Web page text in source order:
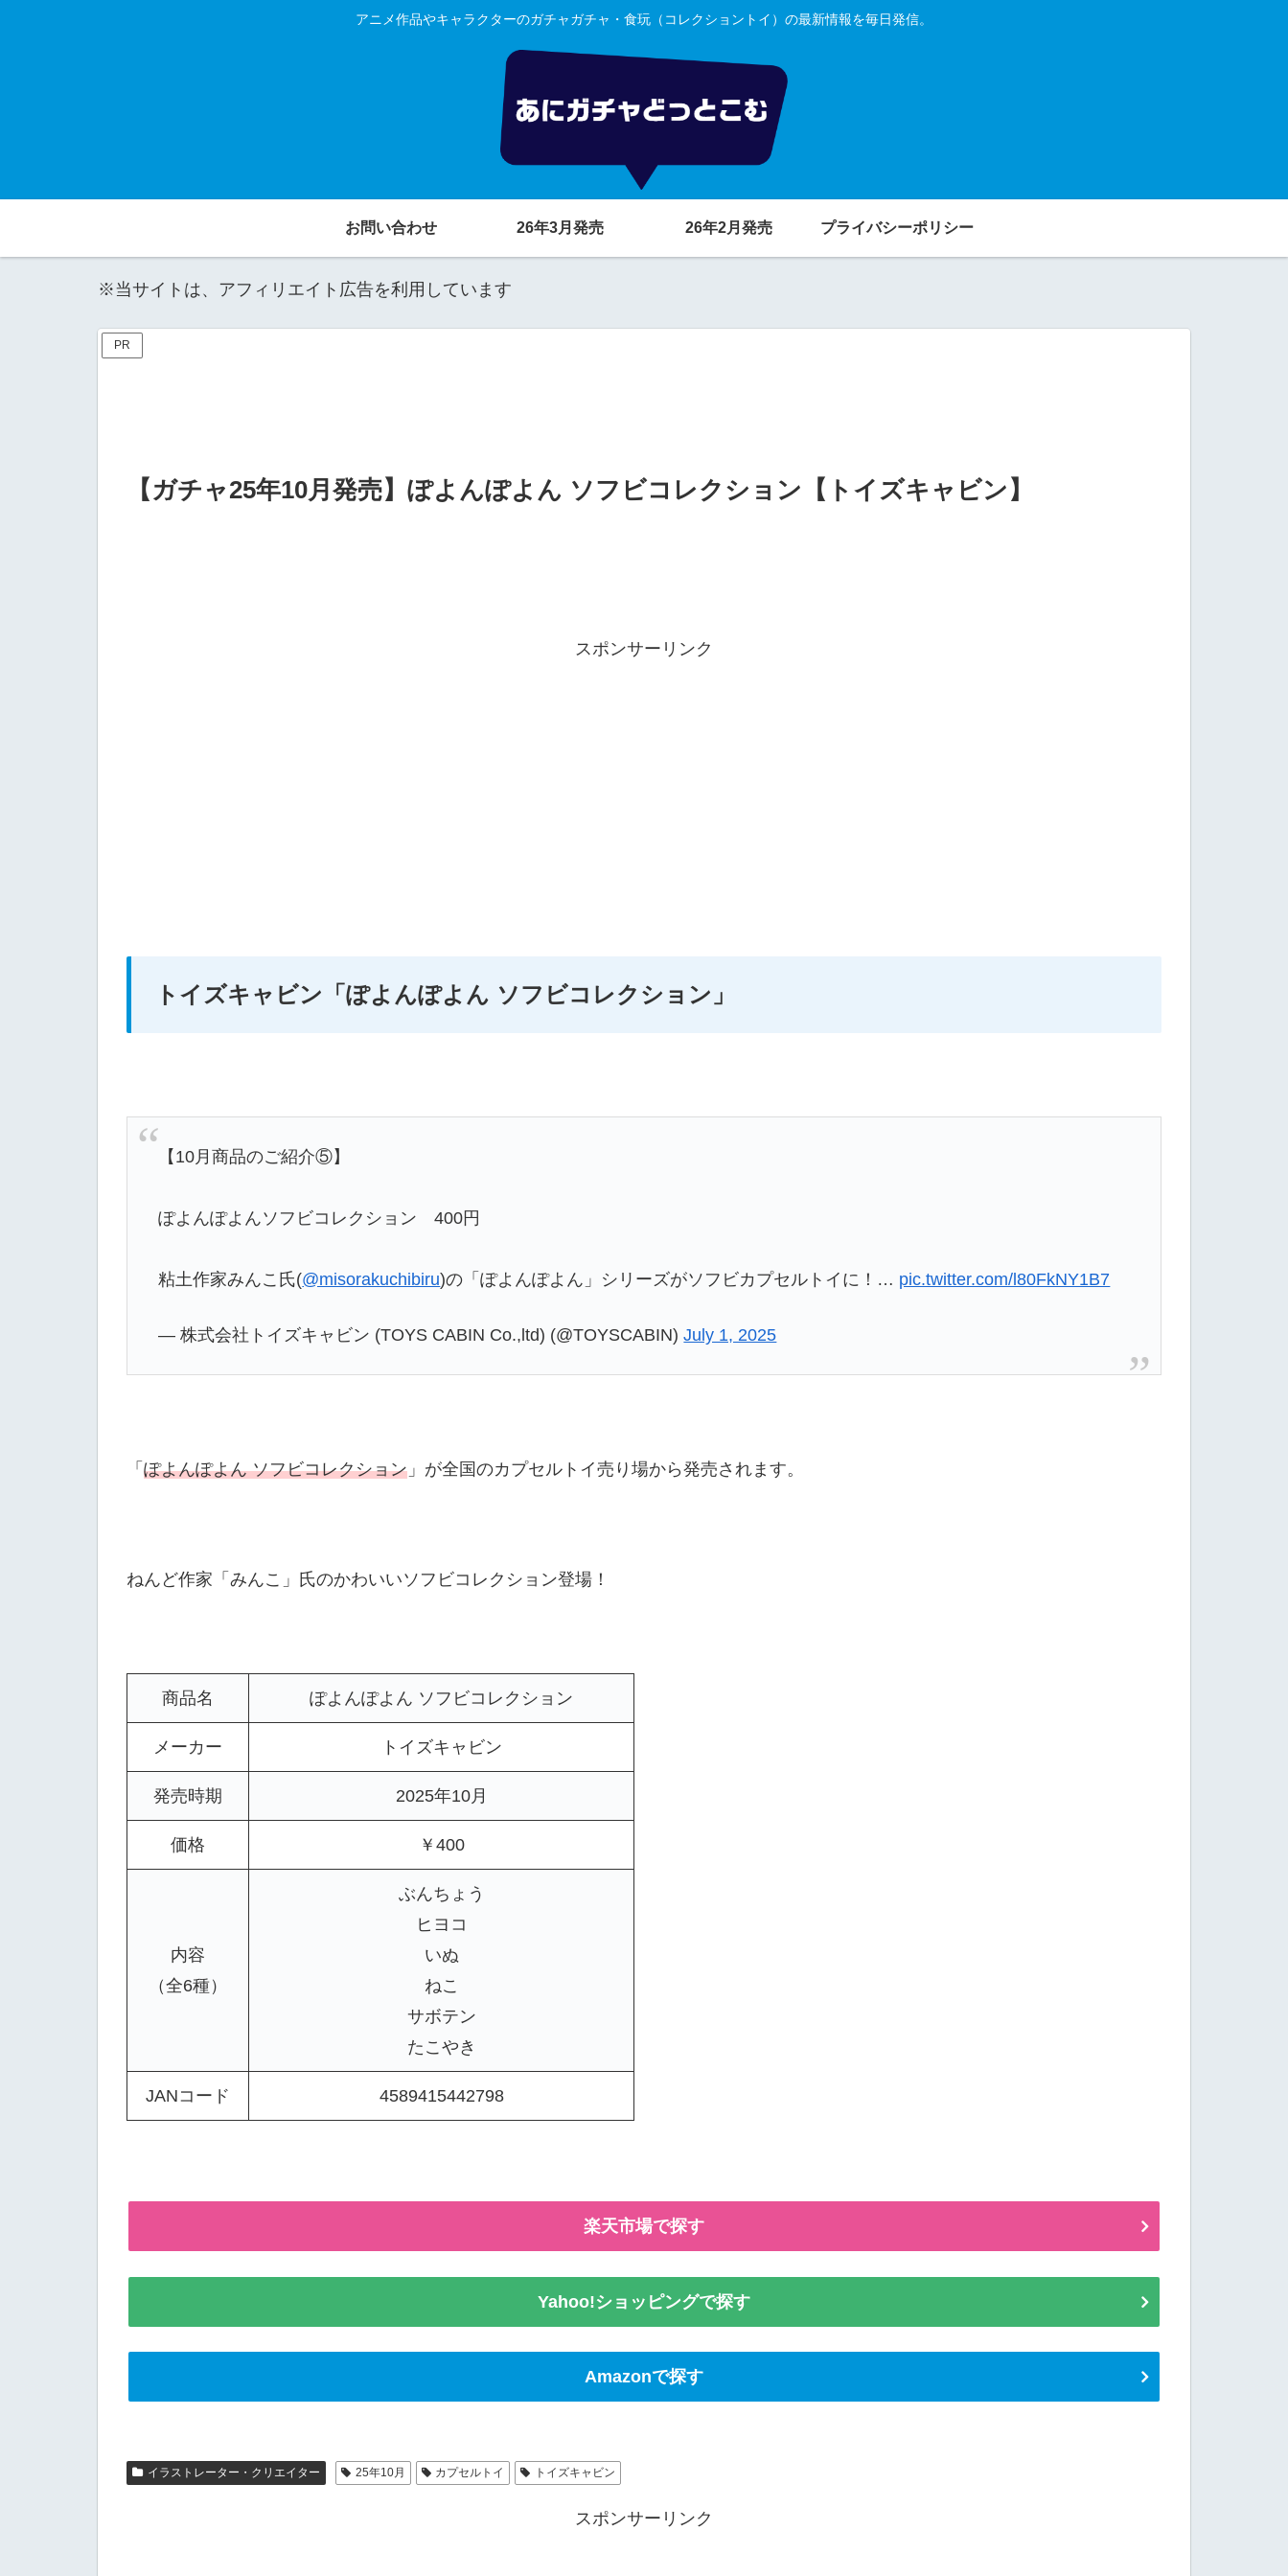
アニメ作品やキャラクターのガチャガチャ・食玩（コレクショントイ）の最新情報を毎日発信。
お問い合わせ 26年3月発売 26年2月発売 プライバシーポリシー
※当サイトは、アフィリエイト広告を利用しています
PR
【ガチャ25年10月発売】ぽよんぽよん ソフビコレクション【トイズキャビン】
スポンサーリンク
トイズキャビン 「ぽよんぽよん ソフビコレクション」
【10月商品のご紹介⑤】
ぽよんぽよんソフビコレクション 400円
粘土作家みんこ氏(@misorakuchibiru)の「ぽよんぽよん」シリーズがソフビカプセルトイに！… pic.twitter.com/l80FkNY1B7
— 株式会社トイズキャビン (TOYS CABIN Co.,ltd) (@TOYSCABIN)July 1, 2025
「 ぽよんぽよん ソフビコレクション 」が全国のカプセルトイ売り場から発売されます。
ねんど作家「みんこ」氏のかわいいソフビコレクション登場！
商品名 ぽよんぽよん ソフビコレクション
メーカー トイズキャビン
発売時期 2025年10月
価格 ￥400
内容
（全6種）
ぶんちょう
ヒヨコ
いぬ
ねこ
サボテン
たこやき
JANコード 4589415442798
楽天市場で探す
Yahoo!ショッピングで探す
Amazonで探す
イラストレーター・クリエイター 25年10月 カプセルトイ トイズキャビン
スポンサーリンク